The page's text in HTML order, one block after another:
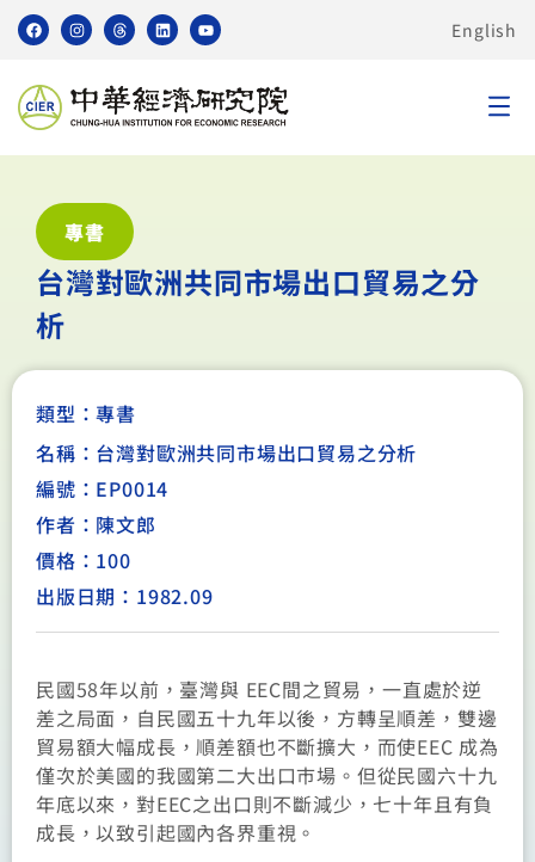
English
專書
台灣對歐洲共同市場出口貿易之分
析
類型：專書
名稱：台灣對歐洲共同市場出口貿易之分析
編號：EP0014
作者：陳文郎
價格：100
出版日期：1982.09
民國58年以前，臺灣與 EEC間之貿易，一直處於逆
差之局面，自民國五十九年以後，方轉呈順差，雙邊
貿易額大幅成長，順差額也不斷擴大，而使EEC 成為
僅次於美國的我國第二大出口巿場。但從民國六十九
年底以來，對EEC之出口則不斷減少，七十年且有負
成長，以致引起國內各界重視。